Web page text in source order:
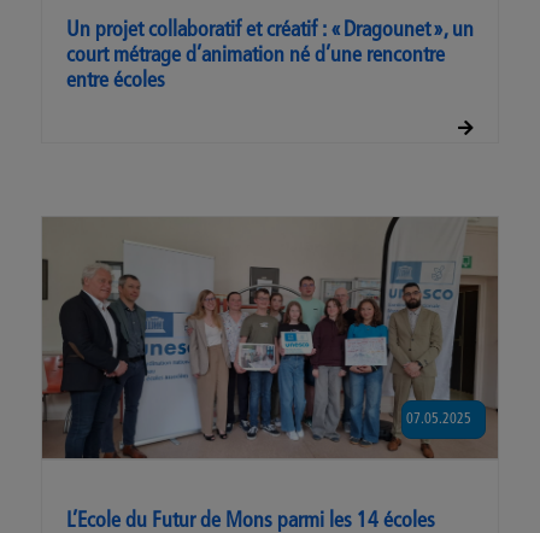
Un projet collaboratif et créatif : « Dragounet », un
court métrage d’animation né d’une rencontre
entre écoles
L’Ecole du Futur de Mons parmi les 14 écoles
07.05.2025